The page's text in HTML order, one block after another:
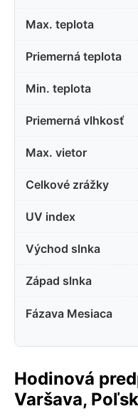
Max. teplota
Priemerná teplota
Min. teplota
Priemerná vlhkosť
Max. vietor
Celkové zrážky
UV index
Východ slnka
Západ slnka
Fázava Mesiaca
Hodinová
Varšava,